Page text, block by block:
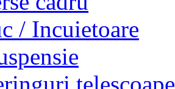
/ Incuietoare
telescoape